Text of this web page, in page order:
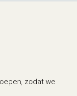
zodat we